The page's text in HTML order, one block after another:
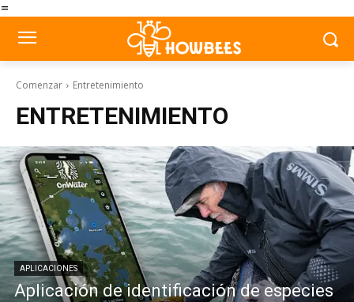
=
Comenzar Entretenimiento
ENTRETENIMIENTO
APLICACIONES
Aplicación de identificación de especies